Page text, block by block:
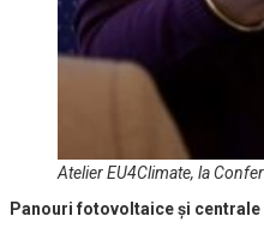
Atelier EU4Climate, la
Panouri fotovoltaice și centrale